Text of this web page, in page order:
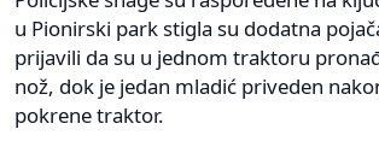
u Pionirski park stigla su dodatna
prijavili da su u jednom traktoru
nož, dok je jedan mladić priveden
pokrene traktor.